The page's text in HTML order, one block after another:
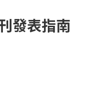
發表指南